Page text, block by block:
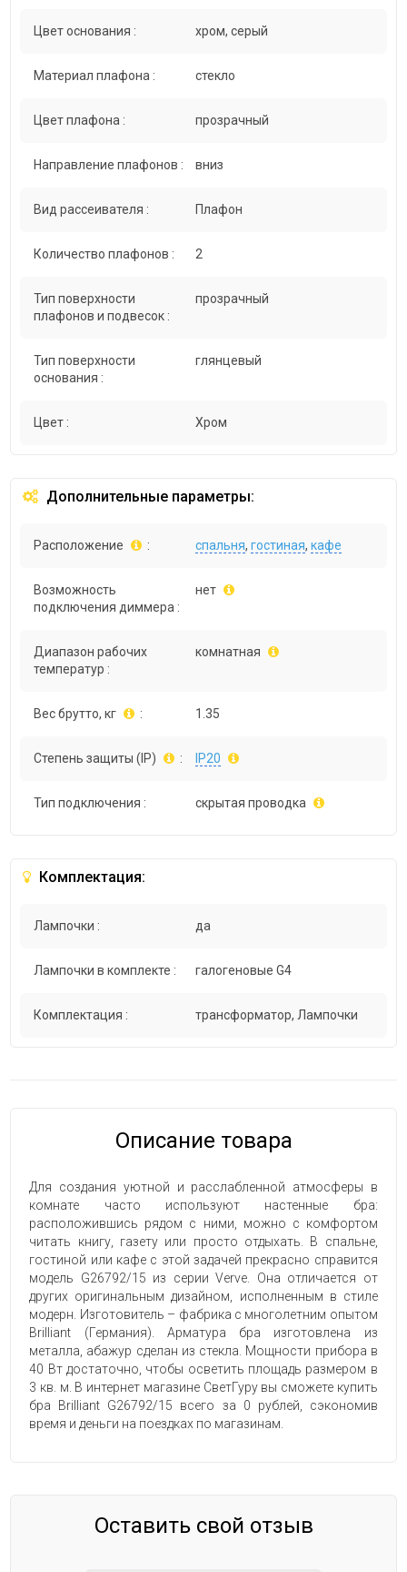
Цвет основания : хром, серый
Материал плафона : стекло
Цвет плафона : прозрачный
Направление плафонов : вниз
Вид рассеивателя : Плафон
Количество плафонов : 2
Тип поверхности
плафонов и подвесок :
прозрачный
Тип поверхности
основания :
глянцевый
Цвет : Хром
Дополнительные параметры:
Расположение : спальня,гостиная,кафе
Возможность
подключения диммера :
нет
Диапазон рабочих
температур :
комнатная
Вес брутто, кг : 1.35
Степень защиты (IP) : IP20
Тип подключения : скрытая проводка
Комплектация:
Лампочки : да
Лампочки в комплекте : галогеновые G4
Комплектация : трансформатор, Лампочки
Описание товара
Для создания уютной и расслабленной атмосферы в
комнате часто используют настенные бра:
расположившись рядом с ними, можно с комфортом
читать книгу, газету или просто отдыхать. В спальне,
гостиной или кафе с этой задачей прекрасно справится
модель G26792/15 из серии Verve. Она отличается от
других оригинальным дизайном, исполненным в стиле
модерн. Изготовитель – фабрика с многолетним опытом
Brilliant (Германия). Арматура бра изготовлена из
металла, абажур сделан из стекла. Мощности прибора в
40 Вт достаточно, чтобы осветить площадь размером в
3 кв. м. В интернет магазине СветГуру вы сможете купить
бра Brilliant G26792/15 всего за 0 рублей, сэкономив
время и деньги на поездках по магазинам.
Оставить свой отзыв